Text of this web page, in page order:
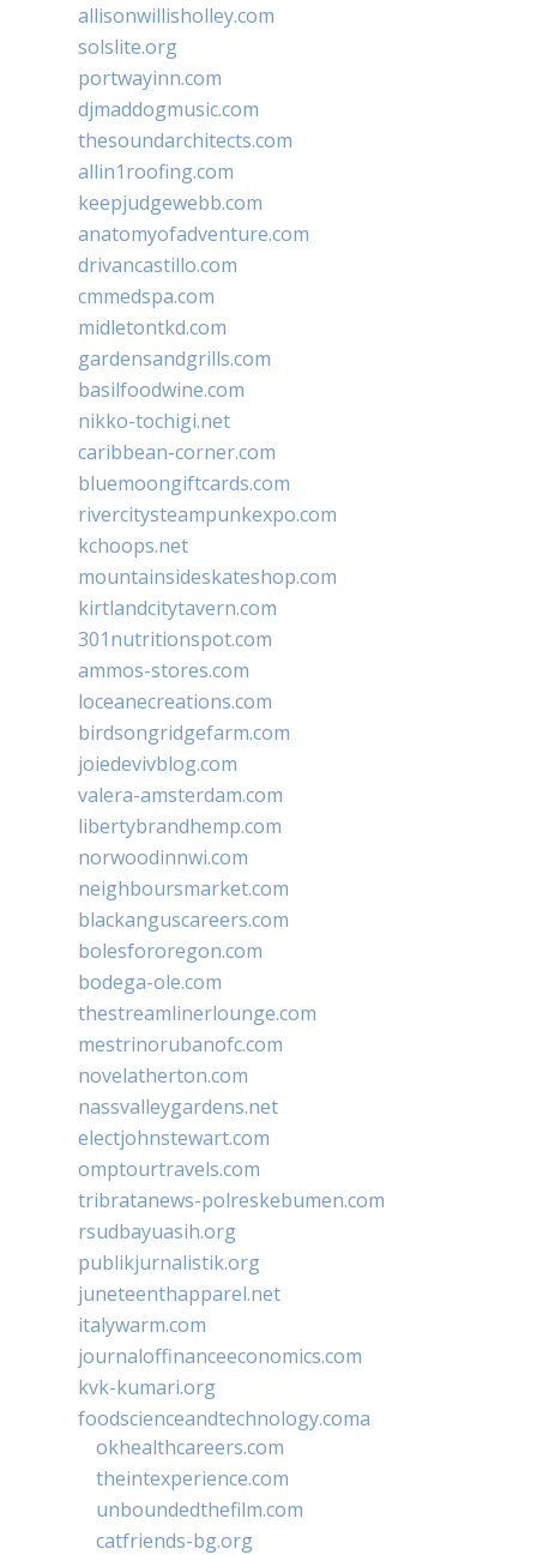
allisonwillisholley.com
solslite.org
portwayinn.com
djmaddogmusic.com
thesoundarchitects.com
allin1roofing.com
keepjudgewebb.com
anatomyofadventure.com
drivancastillo.com
cmmedspa.com
midletontkd.com
gardensandgrills.com
basilfoodwine.com
nikko-tochigi.net
caribbean-corner.com
bluemoongiftcards.com
rivercitysteampunkexpo.com
kchoops.net
mountainsideskateshop.com
kirtlandcitytavern.com
301nutritionspot.com
ammos-stores.com
loceanecreations.com
birdsongridgefarm.com
joiedevivblog.com
valera-amsterdam.com
libertybrandhemp.com
norwoodinnwi.com
neighboursmarket.com
blackanguscareers.com
bolesfororegon.com
bodega-ole.com
thestreamlinerlounge.com
mestrinorubanofc.com
novelatherton.com
nassvalleygardens.net
electjohnstewart.com
omptourtravels.com
tribratanews-polreskebumen.com
rsudbayuasih.org
publikjurnalistik.org
juneteenthapparel.net
italywarm.com
journaloffinanceeconomics.com
kvk-kumari.org
foodscienceandtechnology.coma
okhealthcareers.com
theintexperience.com
unboundedthefilm.com
catfriends-bg.org